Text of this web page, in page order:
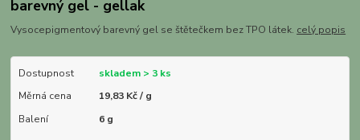
barevný gel - gellak
Vysocepigmentový barevný gel se štětečkem bez TPO látek. celý popis
Dostupnost
skladem > 3 ks
Měrná cena
19,83 Kč / g
Balení
6 g